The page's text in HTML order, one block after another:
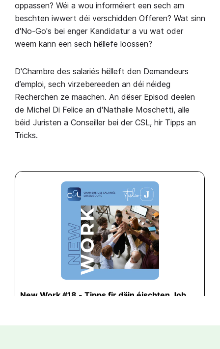
oppassen? Wéi a wou informéiert een sech am
beschten iwwert déi verschidden Offeren? Wat sinn
d'No-Go's bei enger Kandidatur a vu wat oder
weem kann een sech hëllefe loossen?
D'Chambre des salariés hëlleft den Demandeurs
d’emploi, sech virzebereeden an déi néideg
Recherchen ze maachen. An dëser Episod deelen
de Michel Di Felice an d'Nathalie Moschetti, alle
béid Juristen a Conseiller bei der CSL, hir Tipps an
Tricks.